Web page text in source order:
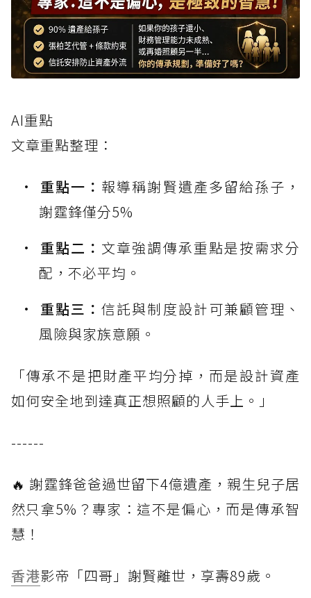
AI重點
文章重點整理：
重點一： 報導稱謝賢遺產多留給孫子，
謝霆鋒僅分5%
重點二： 文章強調傳承重點是按需求分
配，不必平均。
重點三：信託與制度設計可兼顧管理、
風險與家族意願。
「傳承不是把財產平均分掉，而是設計資產
如何安全地到達真正想照顧的人手上。」
------
🔥 謝霆鋒爸爸過世留下4億遺產，親生兒子居
然只拿5%？專家：這不是偏心，而是傳承智
慧！
香港影帝「四哥」謝賢離世，享壽89歲。